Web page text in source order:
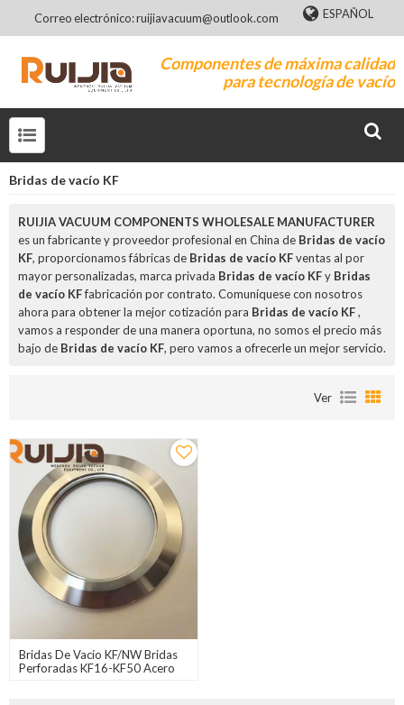
Correo electrónico: ruijiavacuum@outlook.com ESPAÑOL
Componentes de máxima calidad
para tecnología de vacío
Bridas de vacío KF
RUIJIA VACUUM COMPONENTS WHOLESALE MANUFACTURER
es un fabricante y proveedor profesional en China de Bridas de vacío
KF, proporcionamos fábricas de Bridas de vacío KFventas al por
mayor personalizadas, marca privada Bridas de vacío KFy Bridas
de vacío KFfabricación por contrato. Comuníquese con nosotros
ahora para obtener la mejor cotización para Bridas de vacío KF,
vamos a responder de una manera oportuna, no somos el precio más
bajo de Bridas de vacío KF, pero vamos a ofrecerle un mejor servicio.
Ver
Bridas De Vacío KF/NW Bridas
Perforadas KF16-KF50 Acero